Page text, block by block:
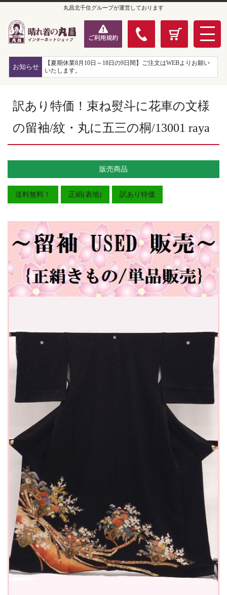
丸昌北千住グループが運営しております
お知らせ
【夏期休業8月10日～18日の9日間】ご注文はWEBよりお願い
いたします。
訳あり特価！束ね熨斗に花車の文様
の留袖/紋・丸に五三の桐/13001 raya
販売商品
送料無料！ 正絹(表地) 訳あり特価